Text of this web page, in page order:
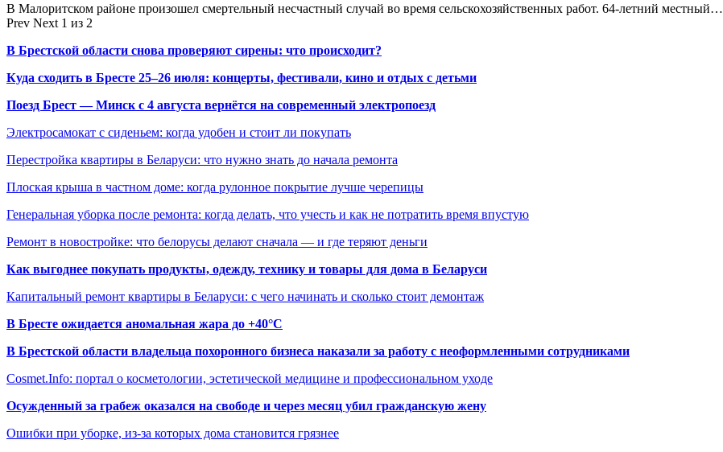
В Малоритском районе произошел смертельный несчастный случай во время сельскохозяйственных работ. 64-летний местный…
Prev Next 1 из 2
В Брестской области снова проверяют сирены: что происходит?
Куда сходить в Бресте 25–26 июля: концерты, фестивали, кино и отдых с детьми
Поезд Брест — Минск с 4 августа вернётся на современный электропоезд
Электросамокат с сиденьем: когда удобен и стоит ли покупать
Перестройка квартиры в Беларуси: что нужно знать до начала ремонта
Плоская крыша в частном доме: когда рулонное покрытие лучше черепицы
Генеральная уборка после ремонта: когда делать, что учесть и как не потратить время впустую
Ремонт в новостройке: что белорусы делают сначала — и где теряют деньги
Как выгоднее покупать продукты, одежду, технику и товары для дома в Беларуси
Капитальный ремонт квартиры в Беларуси: с чего начинать и сколько стоит демонтаж
В Бресте ожидается аномальная жара до +40°C
В Брестской области владельца похоронного бизнеса наказали за работу с неоформленными сотрудниками
Cosmet.Info: портал о косметологии, эстетической медицине и профессиональном уходе
Осужденный за грабеж оказался на свободе и через месяц убил гражданскую жену
Ошибки при уборке, из-за которых дома становится грязнее